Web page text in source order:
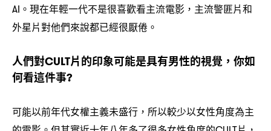
AI 。現在年輕一代不是很喜歡看主流電影 ， 主流警匪片和
外星片對他們來說都已經很厭倦。
人們對CULT片的印象可能是具有男性的視覺 ， 你如
何看這件事?
可能以前年代女權主義未盛行 ， 所以較少以女性角度為主